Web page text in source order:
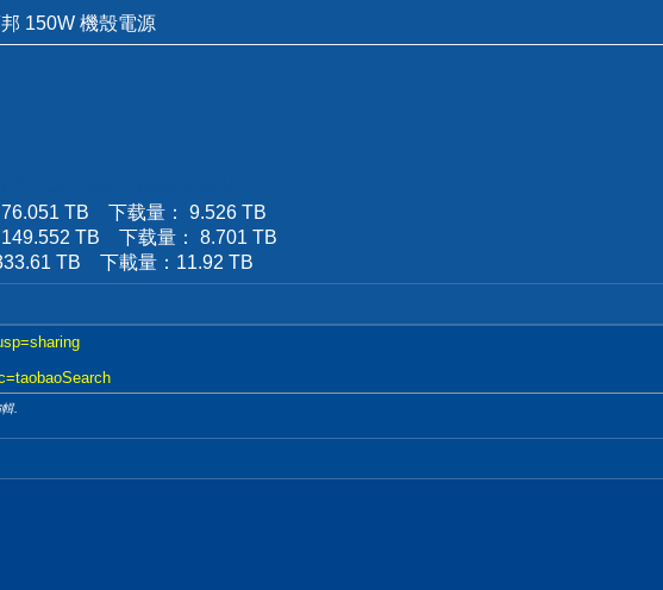
150W 機殼電源
TB 下载量： 9.526 TB
TB 下载量： 8.701 TB
TB 下載量：11.92 TB
.